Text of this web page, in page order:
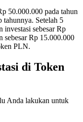
50.000.000 pada tahun
tahunnya. Setelah 5
investasi sebesar Rp
sebesar Rp 15.000.000
PLN.
di Token
Anda lakukan untuk